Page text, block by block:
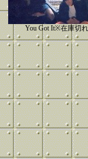
You Got It※在庫切